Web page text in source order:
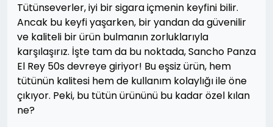
Tütünseverler, iyi bir sigara içmenin keyfini bilir.
Ancak bu keyfi yaşarken, bir yandan da güvenilir
ve kaliteli bir ürün bulmanın zorluklarıyla
karşılaşırız. İşte tam da bu noktada, Sancho Panza
El Rey 50s devreye giriyor! Bu eşsiz ürün, hem
tütünün kalitesi hem de kullanım kolaylığı ile öne
çıkıyor. Peki, bu tütün ürününü bu kadar özel kılan
ne?